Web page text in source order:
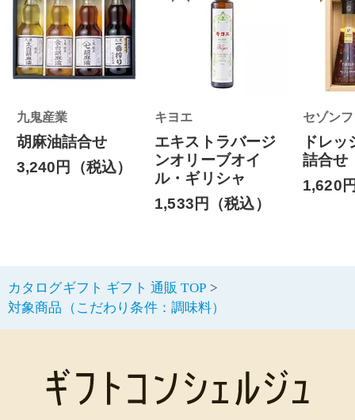
九鬼産業
胡麻油詰合せ
3,240円（税込）
キヨエ
エキストラバージ
ンオリーブオイ
ル・ギリシャ
1,533円（税込）
セゾン
ドレ
詰合せ
1,620
カタログギフト ギフト 通販 TOP
対象商品（こだわり条件：調味料）